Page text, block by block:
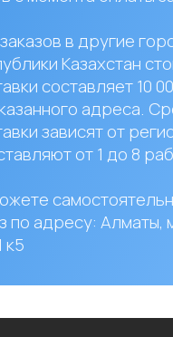
706 407 30 81
контакты
152/1, оф.12